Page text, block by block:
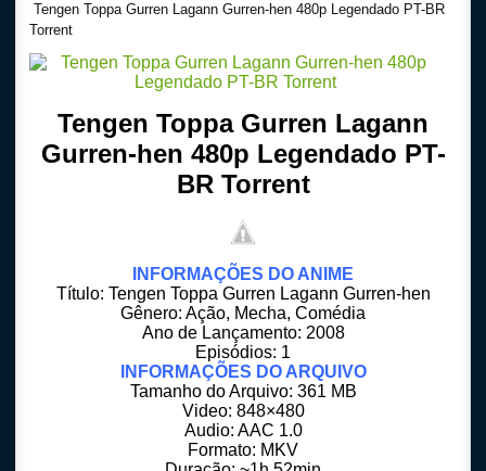
Tengen Toppa Gurren Lagann Gurren-hen 480p Legendado PT-BR
Torrent
Tengen Toppa Gurren Lagann
Gurren-hen 480p Legendado PT-
BR Torrent
INFORMAÇÕES DO ANIME
Título: Tengen Toppa Gurren Lagann Gurren-hen
Gênero: Ação, Mecha, Comédia
Ano de Lançamento: 2008
Episódios: 1
INFORMAÇÕES DO ARQUIVO
Tamanho do Arquivo: 361 MB
Video: 848×480
Audio: AAC 1.0
Formato: MKV